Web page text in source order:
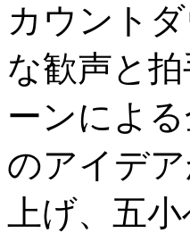
カウント
な歓声と
ーンによ
のアイデ
上げ、五